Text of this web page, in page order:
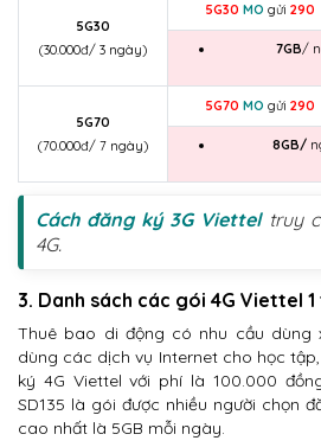
5G30
(30.000đ/ 3 ngày)
5G30 MO gửi 290
7GB/
5G70
(70.000đ/ 7 ngày)
5G70 MO gửi 290
8GB/
Cách đăng ký 3G Viettel truy
4G.
3. Danh sách các gói 4G Viettel
Thuê bao di động có nhu cầu dùng
dùng các dịch vụ Internet cho học
ký 4G Viettel với phí là 100.000
SD135 là gói được nhiều người chọn
cao nhất là 5GB mỗi ngày.